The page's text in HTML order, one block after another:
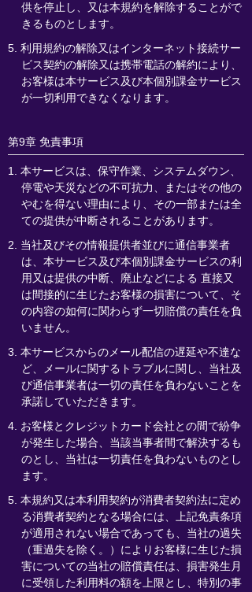
供を停止し、又は本規約を解除することがで
きるものとします。
5. 利用規約の解除又はインターネット接続サー
ビス契約の解除又は携帯電話の解約により、
お客様は本サービス及び本個別課金サービス
が一切利用できなくなります。
第9章 免責事項
1. 本サービスは、保守作業、システムダウン、
停電や天災などの不可抗力、またはその他の
やむを得ない理由により、その一部または全
ての提供が中断されることがあります。
2. 当社及びその情報提供者並びに通信事業者
は、本サービス及び本個別課金サービスの利
用又は提供の中断、廃止などによる 直接又
は間接的に生じたお客様の損害について、そ
の内容の如何に関わらず一切賠償の責任を負
いません。
3. 本サービスからのメール配信の遅延や不達な
ど、メールに関するトラブルに関し、当社及
び通信事業者は一切の責任を負わないことを
承諾していただきます。
4. お客様とクレジットカード会社との間で紛争
が発生した場合、当該当事者間で解決するも
のとし、当社は一切責任を負わないものとし
ます。
5. 本規約又は本利用契約が消費者契約法に定め
る消費者契約となる場合には、上記免責条項
が適用されない場合であっても、当社の過失
（重過失を除く。）によりお客様に生じた損
害についての当社の賠償責任は、損害発生月
に受領した利用料の額を上限とし、特別の事